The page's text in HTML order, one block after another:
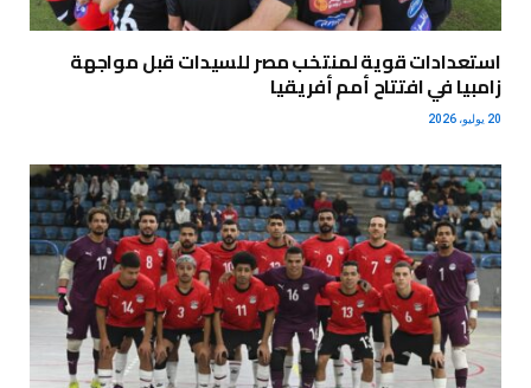
استعدادات قوية لمنتخب مصر للسيدات قبل مواجهة
زامبيا في افتتاح أمم أفريقيا
20 يوليو، 2026